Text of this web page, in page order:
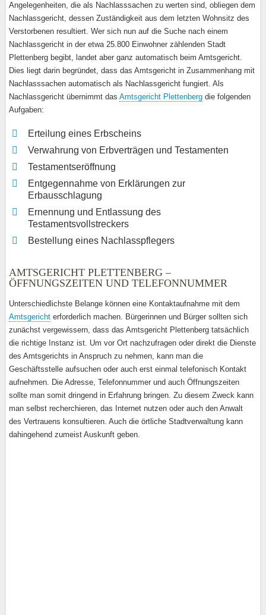
Angelegenheiten, die als Nachlasssachen zu werten sind, obliegen dem
Nachlassgericht, dessen Zuständigkeit aus dem letzten Wohnsitz des
Verstorbenen resultiert. Wer sich nun auf die Suche nach einem
Nachlassgericht in der etwa 25.800 Einwohner zählenden Stadt
Plettenberg begibt, landet aber ganz automatisch beim Amtsgericht.
Dies liegt darin begründet, dass das Amtsgericht in Zusammenhang mit
Nachlasssachen automatisch als Nachlassgericht fungiert. Als
Nachlassgericht übernimmt das Amtsgericht Plettenberg die folgenden
Aufgaben:
Erteilung eines Erbscheins
Verwahrung von Erbverträgen und Testamenten
Testamentseröffnung
Entgegennahme von Erklärungen zur
Erbausschlagung
Ernennung und Entlassung des
Testamentsvollstreckers
Bestellung eines Nachlasspflegers
AMTSGERICHT PLETTENBERG –
ÖFFNUNGSZEITEN UND TELEFONNUMMER
Unterschiedlichste Belange können eine Kontaktaufnahme mit dem
Amtsgericht erforderlich machen. Bürgerinnen und Bürger sollten sich
zunächst vergewissern, dass das Amtsgericht Plettenberg tatsächlich
die richtige Instanz ist. Um vor Ort nachzufragen oder direkt die Dienste
des Amtsgerichts in Anspruch zu nehmen, kann man die
Geschäftsstelle aufsuchen oder auch erst einmal telefonisch Kontakt
aufnehmen. Die Adresse, Telefonnummer und auch Öffnungszeiten
sollte man somit dringend in Erfahrung bringen. Zu diesem Zweck kann
man selbst recherchieren, das Internet nutzen oder auch den Anwalt
des Vertrauens konsultieren. Auch die örtliche Stadtverwaltung kann
dahingehend zumeist Auskunft geben.